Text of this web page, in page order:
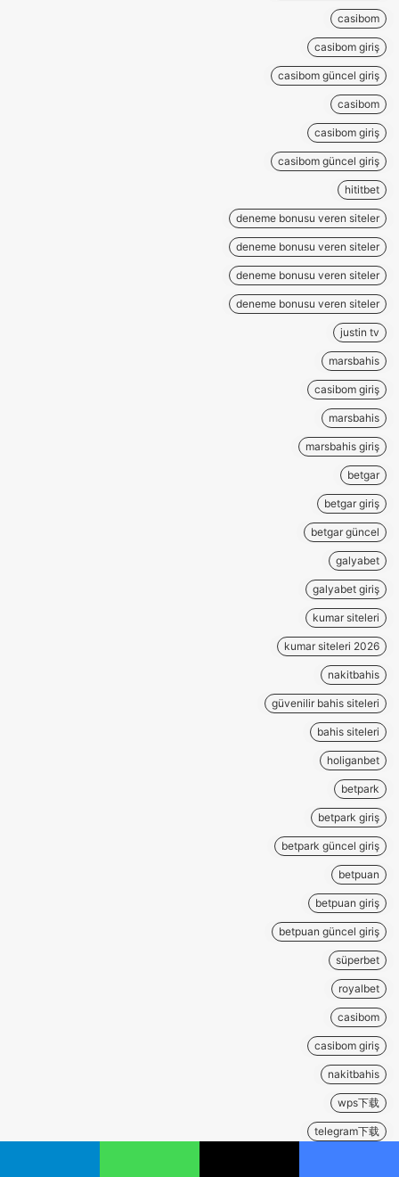
casibom
casibom giriş
casibom güncel giriş
casibom
casibom giriş
casibom güncel giriş
hititbet
deneme bonusu veren siteler
deneme bonusu veren siteler
deneme bonusu veren siteler
deneme bonusu veren siteler
justin tv
marsbahis
casibom giriş
marsbahis
marsbahis giriş
betgar
betgar giriş
betgar güncel
galyabet
galyabet giriş
kumar siteleri
kumar siteleri 2026
nakitbahis
güvenilir bahis siteleri
bahis siteleri
holiganbet
betpark
betpark giriş
betpark güncel giriş
betpuan
betpuan giriş
betpuan güncel giriş
süperbet
royalbet
casibom
casibom giriş
nakitbahis
wps下载
telegram下载